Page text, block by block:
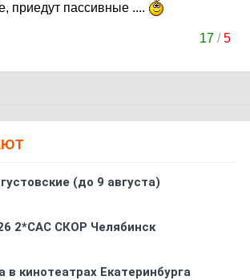
приедут пассивные ....
17 /5
(до 9 августа)
2*CAC СКОР Челябинск
в кинотеатрах Екатеринбурга